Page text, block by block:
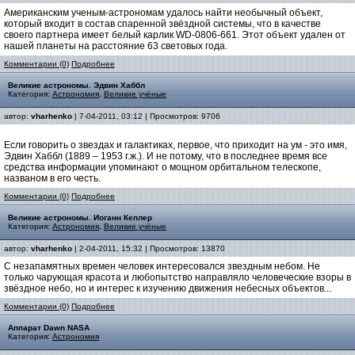
Американским ученым-астрономам удалось найти необычный объект,
который входит в состав спаренной звёздной системы, что в качестве
своего партнера имеет белый карлик WD-0806-661. Этот объект удален от
нашей планеты на расстояние 63 световых года.
Комментарии (0) Подробнее
Великие астрономы. Эдвин Хаббл
Категория: Астрономия Великие учёные
автор: vharhenko | 7-04-2011, 03:12 | Просмотров: 9706
Если говорить о звездах и галактиках, первое, что приходит на ум - это имя,
Эдвин Хаббл (1889 – 1953 г.ж.). И не потому, что в последнее время все
средства информации упоминают о мощном орбитальном телескопе,
названом в его честь.
Комментарии (0) Подробнее
Великие астрономы. Иоганн Кеплер
Категория: Астрономия Великие учёные
автор: vharhenko | 2-04-2011, 15:32 | Просмотров: 13870
С незапамятных времен человек интересовался звездным небом. Не
только чарующая красота и любопытство направляло человеческие взоры в
звёздное небо, но и интерес к изучению движения небесных объектов...
Комментарии (0) Подробнее
Аппарат Dawn NASA
Категория: Астрономия